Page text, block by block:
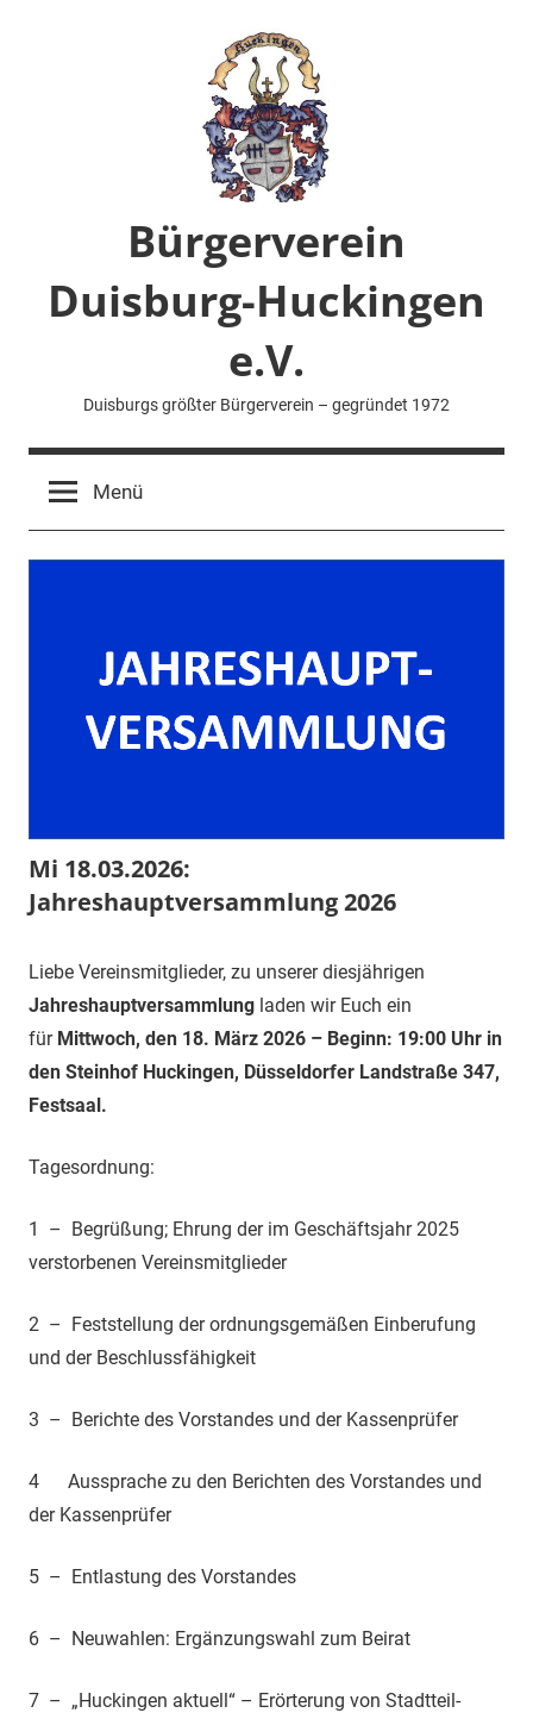
Bürgerverein
Duisburg-Huckingen
e.V.
Duisburgs größter Bürgerverein – gegründet 1972
Menü
Mi 18.03.2026:
Jahreshauptversammlung 2026
3.
März
2026
1.
Vorsitzender
Veranstaltung
Liebe Vereinsmitglieder, zu unserer diesjährigen
Jahreshauptversammlung laden wir Euch ein
für Mittwoch, den 18. März 2026 – Beginn: 19:00 Uhr in
den Steinhof Huckingen, Düsseldorfer Landstraße 347,
Festsaal.
Tagesordnung:
1 – Begrüßung; Ehrung der im Geschäftsjahr 2025
verstorbenen Vereinsmitglieder
2 – Feststellung der ordnungsgemäßen Einberufung
und der Beschlussfähigkeit
3 – Berichte des Vorstandes und der Kassenprüfer
4 Aussprache zu den Berichten des Vorstandes und
der Kassenprüfer
5 – Entlastung des Vorstandes
6 – Neuwahlen: Ergänzungswahl zum Beirat
7 – „Huckingen aktuell“ – Erörterung von Stadtteil-